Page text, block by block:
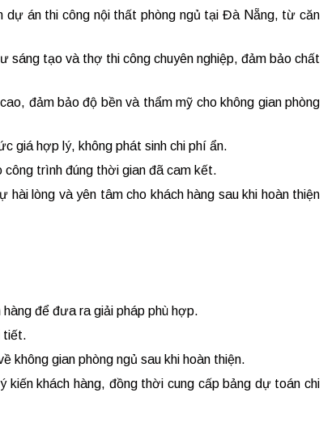
dự án thi công nội thất phòng ngủ tại Đà Nẵng, từ căn
sáng tạo và thợ thi công chuyên nghiệp, đảm bảo chất
đảm bảo độ bền và thẩm mỹ cho không gian phòng
giá hợp lý, không phát sinh chi phí ẩn.
công trình đúng thời gian đã cam kết.
hài lòng và yên tâm cho khách hàng sau khi hoàn thiện
hàng để đưa ra giải pháp phù hợp.
tiết.
không gian phòng ngủ sau khi hoàn thiện.
kiến khách hàng, đồng thời cung cấp bảng dự toán chi